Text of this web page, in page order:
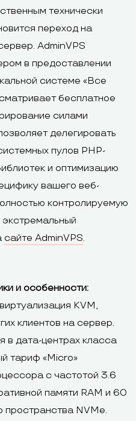
технически
переход на
AdminVPS
в предоставлении
системе «Все
бесплатное
силами
делегировать
пулов PHP-
и оптимизацию
вашего веб-
контролируемую
сайте AdminVPS.
и особенности:
KVM,
клиентов на сервер.
в дата-центрах класса
тариф «Micro»
с частотой 3.6
памяти RAM и 60
пространства NVMe.